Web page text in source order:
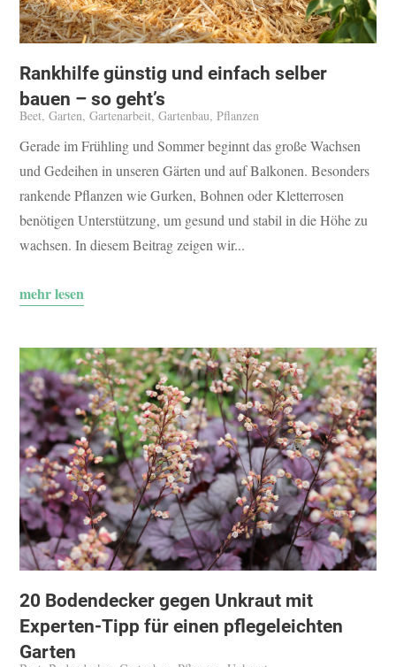
Rankhilfe günstig und einfach selber
bauen – so geht’s
Beet,Garten,Gartenarbeit,Gartenbau,Pflanzen
Gerade im Frühling und Sommer beginnt das große Wachsen
und Gedeihen in unseren Gärten und auf Balkonen. Besonders
rankende Pflanzen wie Gurken, Bohnen oder Kletterrosen
benötigen Unterstützung, um gesund und stabil in die Höhe zu
wachsen. In diesem Beitrag zeigen wir...
mehr lesen
20 Bodendecker gegen Unkraut mit
Experten-Tipp für einen pflegeleichten
Garten